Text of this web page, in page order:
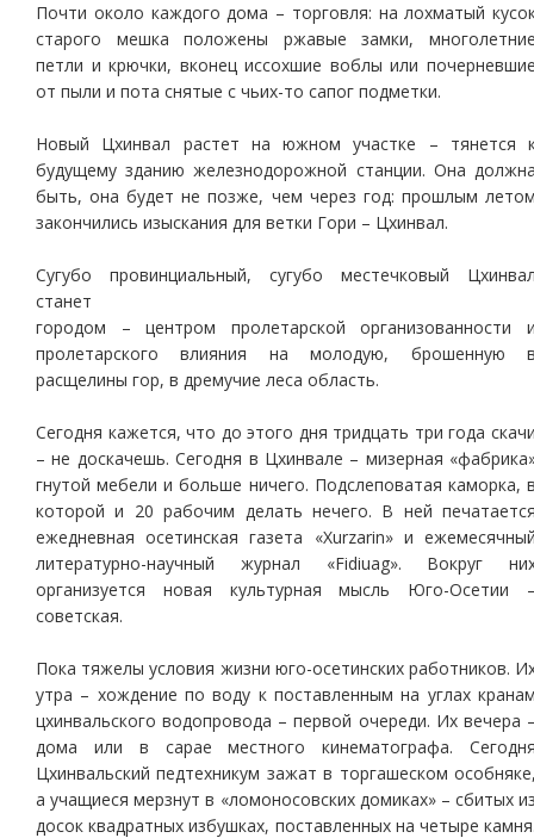
Почти около каждого дома – торговля: на лохматый
старого мешка положены ржавые замки,
петли и крючки, вконец иссохшие воблы или
от пыли и пота снятые с чьих-то сапог подметки.
Новый Цхинвал растет на южном участке – тянется
будущему зданию железнодорожной станции. Она
быть, она будет не позже, чем через год: прошлым
закончились изыскания для ветки Гори – Цхинвал.
Сугубо провинциальный, сугубо местечковый
станет
городом – центром пролетарской организованности
пролетарского влияния на молодую, брошенную
расщелины гор, в дремучие леса область.
Сегодня кажется, что до этого дня тридцать три года
– не доскачешь. Сегодня в Цхинвале – мизерная
гнутой мебели и больше ничего. Подслеповатая каморка,
которой и 20 рабочим делать нечего. В ней
ежедневная осетинская газета «Xurzarin» и
литературно-научный журнал «Fidiuag». Вокруг
организуется новая культурная мысль Юго-Осетии
советская.
Пока тяжелы условия жизни юго-осетинских работников.
утра – хождение по воду к поставленным на углах
цхинвальского водопровода – первой очереди. Их вечера
дома или в сapae местного кинематографа.
Цхинвальский педтехникум зажат в торгашеском
а учащиеся мерзнут в «ломоносовских домиках» – сбитых
досок квадратных избушках, поставленных на четыре